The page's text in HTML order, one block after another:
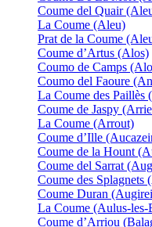
Coume del Quair
La Coume (Aleu)
Prat de la Coume
Coume d’Artus (Alos)
Coumo de Camps
Coumo del Faoure
La Coume des Paillès
Coume de Jaspy
La Coume (Arrout)
Coume d’Ille
Coume de la Hount
Coume del Sarrat
Coume des Splagnets
Coume Duran
La Coume (Aulus-les-
Coume d’Arriou